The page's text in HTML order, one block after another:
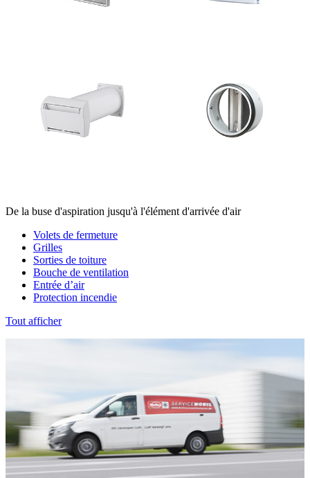
De la buse d'aspiration jusqu'à l'élément d'arrivée d'air
Volets de fermeture
Grilles
Sorties de toiture
Bouche de ventilation
Entrée d’air
Protection incendie
Tout afficher